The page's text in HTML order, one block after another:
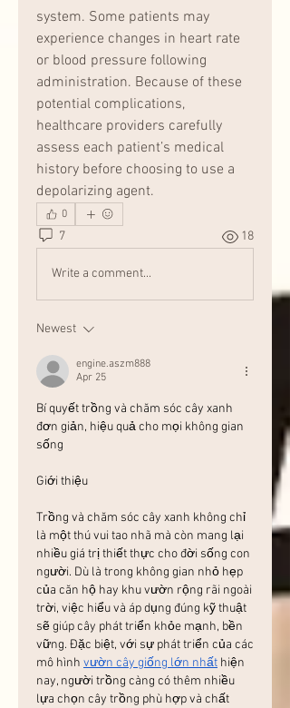
system. Some patients may
experience changes in heart rate
or blood pressure following
administration. Because of these
potential complications,
healthcare providers carefully
assess each patient’s medical
history before choosing to use a
depolarizing agent.
0
7 18
Write a comment...
Newest
engine.aszm888
Apr 25
Bí quyết trồng và chăm sóc cây xanh
đơn giản, hiệu quả cho mọi không gian
sống
Giới thiệu
Trồng và chăm sóc cây xanh không chỉ
là một thú vui tao nhã mà còn mang lại
nhiều giá trị thiết thực cho đời sống con
người. Dù là trong không gian nhỏ hẹp
của căn hộ hay khu vườn rộng rãi ngoài
trời, việc hiểu và áp dụng đúng kỹ thuật
sẽ giúp cây phát triển khỏe mạnh, bền
vững. Đặc biệt, với sự phát triển của các
mô hình vườn cây giống lớn nhất hiện
nay, người trồng càng có thêm nhiều
lựa chọn cây trồng phù hợp và chất